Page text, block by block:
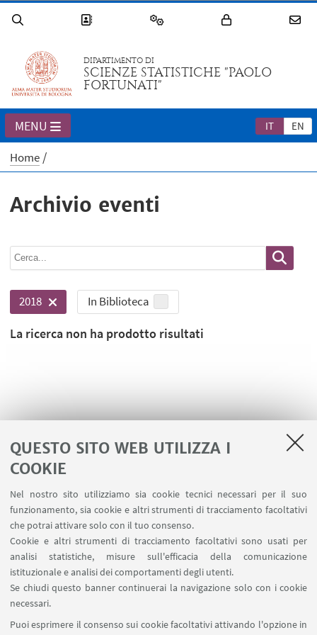
QUESTO SITO WEB UTILIZZA I
COOKIE
Nel nostro sito utilizziamo sia cookie tecnici necessari per il suo
funzionamento, sia cookie e altri strumenti di tracciamento facoltativi
che potrai attivare solo con il tuo consenso.
Cookie e altri strumenti di tracciamento facoltativi sono usati per
analisi statistiche, misure sull'efficacia della comunicazione
istituzionale e analisi dei comportamenti degli utenti.
Se chiudi questo banner continuerai la navigazione solo con i cookie
necessari.
Puoi esprimere il consenso sui cookie facoltativi attivando l'opzione in
DIPARTIMENTO DI
SCIENZE STATISTICHE "PAOLO
FORTUNATI"
IT EN
MENU
Home
Archivio eventi
2018 In Biblioteca
La ricerca non ha prodotto risultati
LINK UTILI
Spazi Virtuali di Dipartimento (riservato autorizzati)
Missioni Web
SEGUI UNIBO SU: